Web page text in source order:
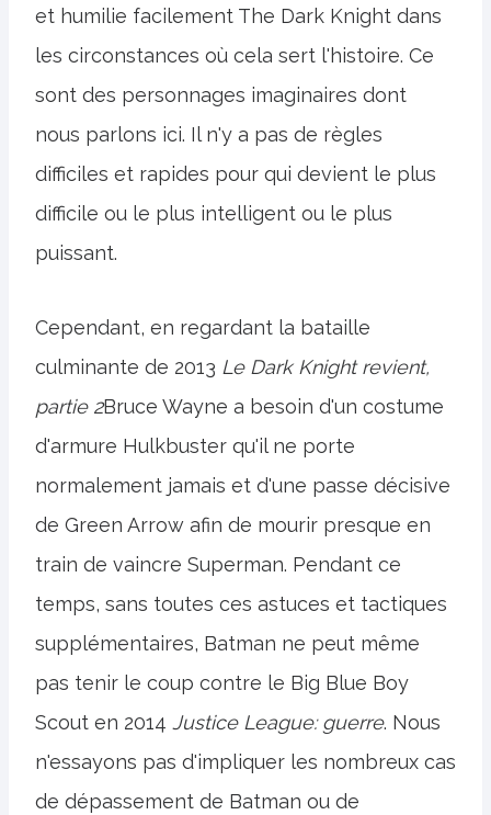
et humilie facilement The Dark Knight dans
les circonstances où cela sert l'histoire. Ce
sont des personnages imaginaires dont
nous parlons ici. Il n'y a pas de règles
difficiles et rapides pour qui devient le plus
difficile ou le plus intelligent ou le plus
puissant.
Cependant, en regardant la bataille
culminante de 2013 Le Dark Knight revient,
partie 2Bruce Wayne a besoin d'un costume
d'armure Hulkbuster qu'il ne porte
normalement jamais et d'une passe décisive
de Green Arrow afin de mourir presque en
train de vaincre Superman. Pendant ce
temps, sans toutes ces astuces et tactiques
supplémentaires, Batman ne peut même
pas tenir le coup contre le Big Blue Boy
Scout en 2014 Justice League: guerre. Nous
n'essayons pas d'impliquer les nombreux cas
de dépassement de Batman ou de